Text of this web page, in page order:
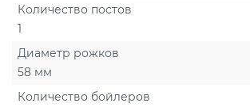
Количество постов
1
Диаметр рожков
58 мм
Количество бойлеров